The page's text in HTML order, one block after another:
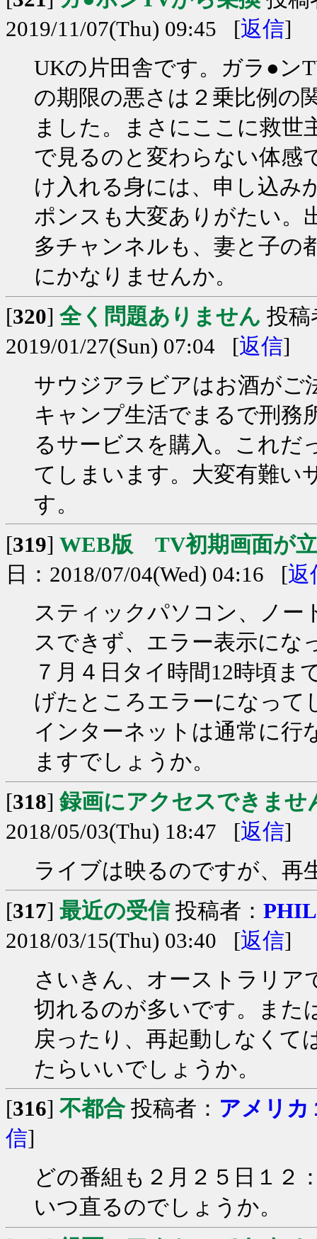
2019/11/07(Thu) 09:45 [返信]
UKの片田舎です。ガラ●ン
の期限の悪さは２乗比例の
ました。まさにここに救世
で見るのと変わらない体感
け入れる身には、申し込み
ポンスも大変ありがたい。
多チャンネルも、妻と子の
にかなりませんか。
[320] 全く問題ありません 投稿
2019/01/27(Sun) 07:04 [返信]
サウジアラビアはお酒がご
キャンプ生活でまるで刑務
るサービスを購入。これだ
てしまいます。大変有難い
す。
[319] WEB版 TV初期画面が
日：2018/07/04(Wed) 04:16 [返
スティックパソコン、ノー
スできず、エラー表示にな
７月４日タイ時間12時頃ま
げたところエラーになって
インターネットは通常に行
ますでしょうか。
[318] 録画にアクセスできませ
2018/05/03(Thu) 18:47 [返信]
ライブは映るのですが、再
[317] 最近の受信投稿者：
2018/03/15(Thu) 03:40 [返信]
さいきん、オーストラリア
切れるのが多いです。また
戻ったり、再起動しなくて
たらいいでしょうか。
[316] 不都合投稿者： アメリカ
信]
どの番組も２月２５日１２
いつ直るのでしょうか。